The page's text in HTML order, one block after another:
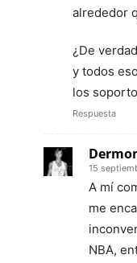
alrededor
¿De
y todos
los
Respuesta
15
A mí
me
NBA,